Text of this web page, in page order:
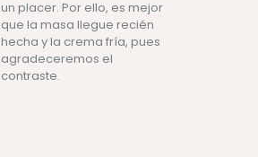
un placer. Por ello, es mejor
que la masa llegue recién
hecha y la crema fría, pues
agradeceremos el
contraste.